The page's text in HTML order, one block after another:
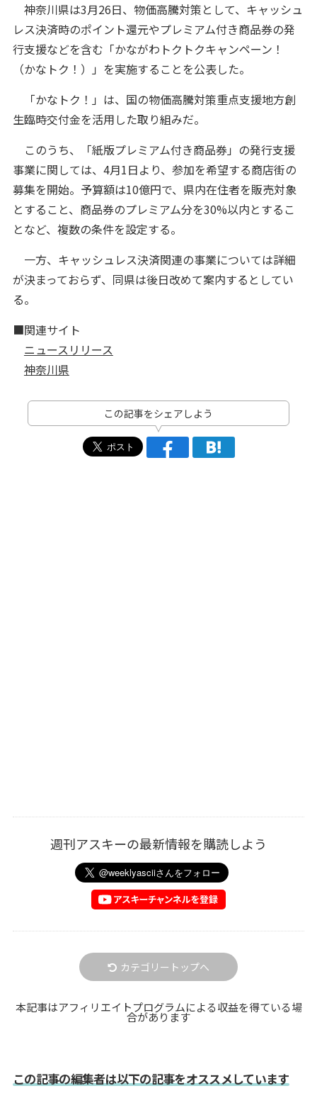
神奈川県は3月26日、物価高騰対策として、キャッシュ
レス決済時のポイント還元やプレミアム付き商品券の発
行支援などを含む「かながわトクトクキャンペーン！
（かなトク！）」を実施することを公表した。
「かなトク！」は、国の物価高騰対策重点支援地方創
生臨時交付金を活用した取り組みだ。
このうち、「紙版プレミアム付き商品券」の発行支援
事業に関しては、4月1日より、参加を希望する商店街の
募集を開始。予算額は10億円で、県内在住者を販売対象
とすること、商品券のプレミアム分を30%以内とするこ
となど、複数の条件を設定する。
一方、キャッシュレス決済関連の事業については詳細
が決まっておらず、同県は後日改めて案内するとしてい
る。
■関連サイト
ニュースリリース
神奈川県
この記事をシェアしよう
週刊アスキーの最新情報を購読しよう
カテゴリートップへ
本記事はアフィリエイトプログラムによる収益を得ている場
合があります
この記事の編集者は以下の記事をオススメしています